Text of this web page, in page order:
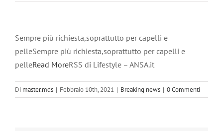
Sempre più richiesta,soprattutto per capelli e
pelleSempre più richiesta,soprattutto per capelli e
pelleRead MoreRSS di Lifestyle – ANSA.it
Di master.mds | Febbraio 10th, 2021 | Breaking news | 0 Commenti